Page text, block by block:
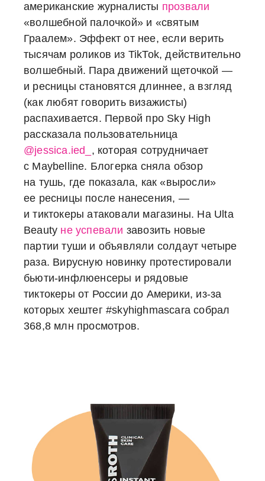
американские журналисты прозвали
«волшебной палочкой» и «святым
Граалем». Эффект от нее, если верить
тысячам роликов из TikTok, действительно
волшебный. Пара движений щеточкой —
и ресницы становятся длиннее, а взгляд
(как любят говорить визажисты)
распахивается. Первой про Sky High
рассказала пользовательница
@jessica.ied_ , которая сотрудничает
с Maybelline. Блогерка сняла обзор
на тушь, где показала, как «выросли»
ее ресницы после нанесения, —
и тиктокеры атаковали магазины. На Ulta
Beauty не успевали завозить новые
партии туши и объявляли солдаут четыре
раза. Вирусную новинку протестировали
бьюти-инфлюенсеры и рядовые
тиктокеры от России до Америки, из-за
которых хештег #skyhighmascara собрал
368,8 млн просмотров.